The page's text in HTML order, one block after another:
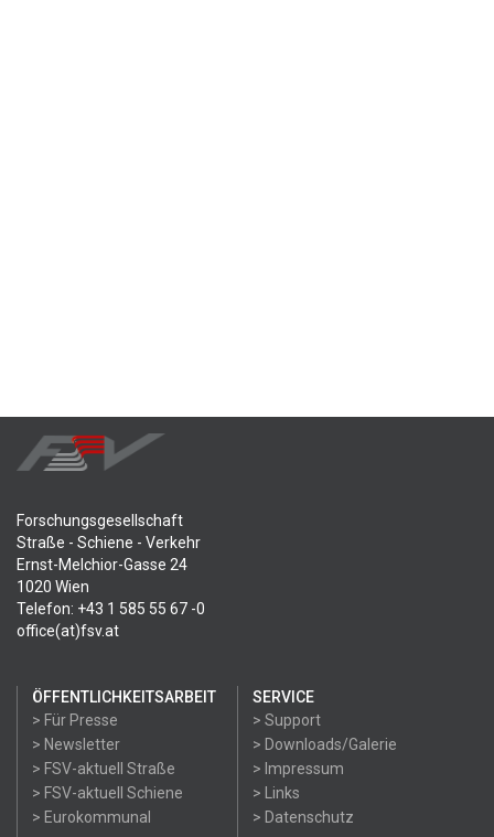
Forschungsgesellschaft
Straße - Schiene - Verkehr
Ernst-Melchior-Gasse 24
1020 Wien
Telefon: +43 1 585 55 67 -0
office(at)fsv.at
ÖFFENTLICHKEITSARBEIT
> Für Presse
> Newsletter
> FSV-aktuell Straße
> FSV-aktuell Schiene
> Eurokommunal
SERVICE
> Support
> Downloads/Galerie
> Impressum
> Links
> Datenschutz